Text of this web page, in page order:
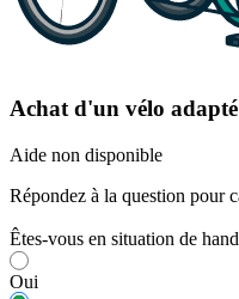
Achat d'un vélo
Aide non disponible
Répondez à la question pour
Êtes-vous en situation de
Oui